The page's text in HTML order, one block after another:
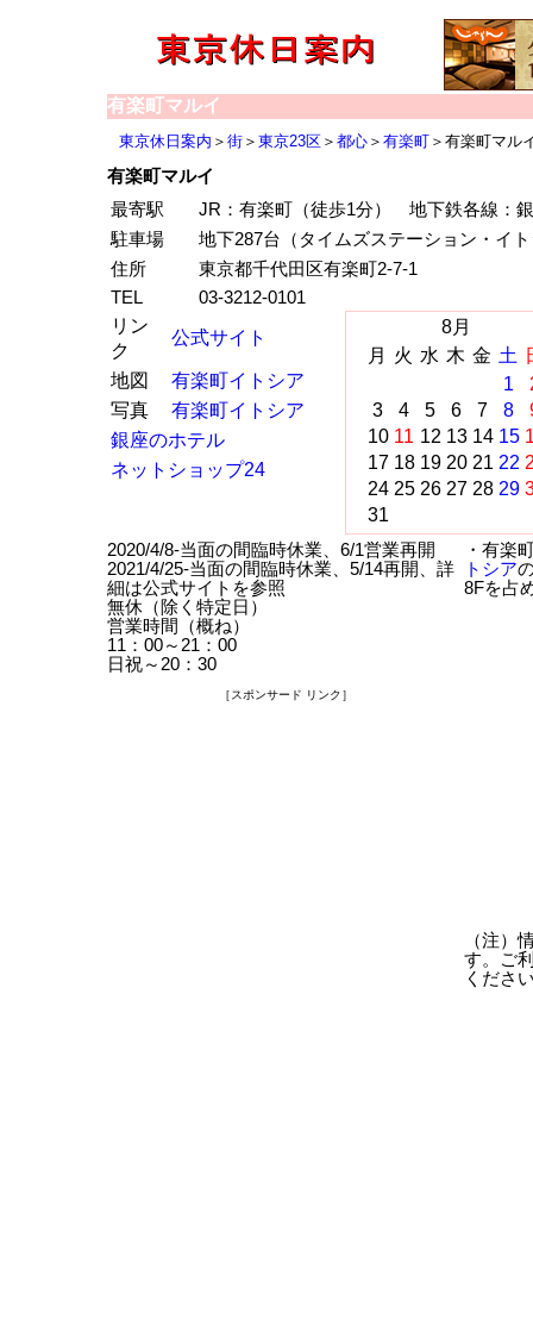
有楽町マルイ
東京休日案内 ＞ 街 ＞ 東京23区 ＞ 都心 ＞ 有楽町 ＞有楽町マル
有楽町マルイ
最寄駅
JR：有楽町（徒歩1分） 地下鉄各線：
駐車場
地下287台（タイムズステーション・イ
住所
東京都千代田区有楽町2-7-1
TEL
03-3212-0101
リン
ク
公式サイト
地図
有楽町イトシア
写真
有楽町イトシア
銀座のホテル
ネットショップ24
8月
月
火 水 木 金 土
1
3
4 5 6 7 8
10 11 12 13 14 15
17 18 19 20 21 22
24 25 26 27 28 29
31
2020/4/8-当面の間臨時休業、6/1営業再開
2021/4/25-当面の間臨時休業、5/14再開、詳
細は公式サイトを参照
無休（除く特定日）
営業時間（概ね）
11：00～21：00
日祝～20：30
［スポンサード リンク］
・有楽
トシア
8Fを占
（注）
す。ご
くださ